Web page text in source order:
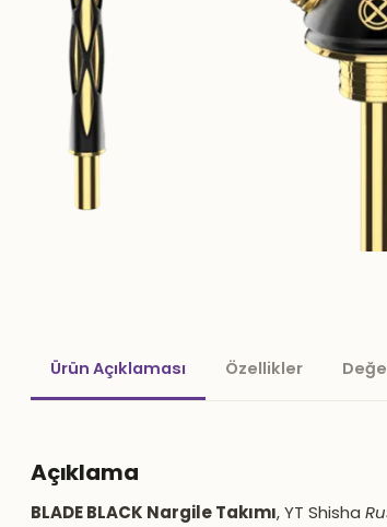
Ürün Açıklaması Özellikler
Açıklama
BLADE BLACK Nargile Takımı, YT Shisha